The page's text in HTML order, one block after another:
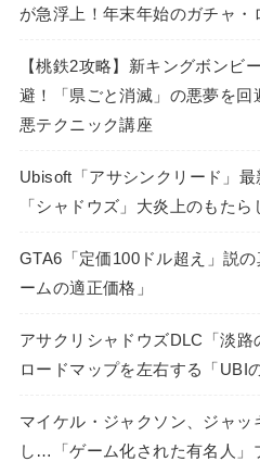
が急浮上！年末年始のガチャ・
【桃鉄2攻略】新キングボンビ
避！「県ごと消滅」の悪夢を
悪テクニック講座
Ubisoft「アサシンクリード」
「シャドウズ」大炎上のもたら
GTA6「定価100ドル超え」説
ームの適正価格」
アサクリシャドウズDLC「淡
ロードマップを左右する「UBI
マイケル・ジャクソン、ジャ
し…「ゲーム化された有名人」